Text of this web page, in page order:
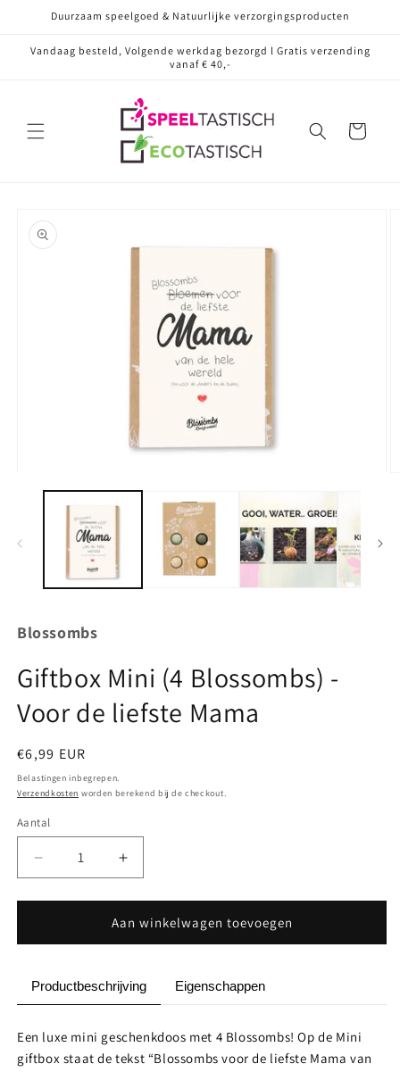
naar de
Duurzaam speelgoed & Natuurlijke verzorgingsproducten
Vandaag besteld, Volgende werkdag bezorgd l Gratis verzending
vanaf € 40,-
Winkelwagen
direct naar
Blossombs
Giftbox Mini (4 Blossombs) -
Voor de liefste Mama
Normale
prijs
€6,99 EUR
Belastingen inbegrepen.
Verzendkosten worden berekend bij de checkout.
Aantal
Aantal
Aantal
verlagen
voor
Mini
Blossombs)
-
de
liefste
Aantal
verhogen
voor
Giftbox
Mini
Blossombs)
-
de
liefste
Aan winkelwagen toevoegen
Productbeschrijving Eigenschappen
Een luxe mini geschenkdoos met 4 Blossombs! Op de Mini
giftbox staat de tekst “Blossombs voor de liefste Mama van